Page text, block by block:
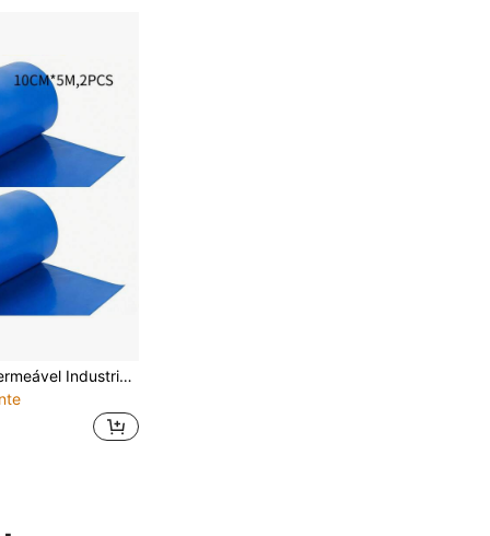
2 Peças Fita Impermeável Industrial, Material PVC, 10cm * 5m, Fita de Vedação para Reparo de Rachaduras no Telhado, Fita Impermeável para Superfície Metálica, Adequada para Uso Externo, Contêiner, Telhado